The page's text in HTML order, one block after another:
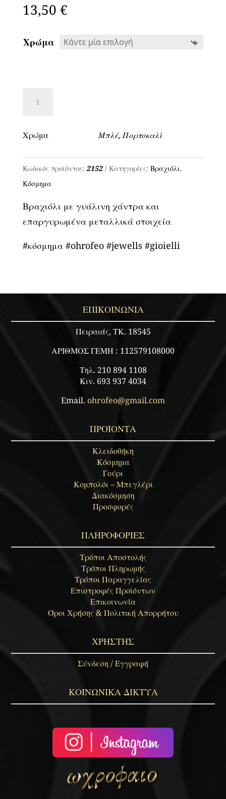
13,50 €
Χρώμα
χάντρα
-
Κωδ.
2152
ποσότητα
Χρώμα Μπλέ, Πορτοκαλί
Κωδικός προϊόντος: 2152 Κατηγορίες: Βραχιόλι,
Κόσμημα
Βραχιόλι με γυάλινη χάντρα και
επαργυρωμένα μεταλλικά στοιχεία
#κόσμημα #ohrofeo #jewells #gioielli
ΕΠΙΚΟΙΝΩΝΙΑ
Πειραιάς, ΤΚ. 18545
ΑΡΙΘΜΟΣ ΓΕΜΗ : 112579108000
Τηλ. 210 894 1108
Κιν. 693 937 4034
Email. ohrofeo@gmail.com
ΠΡΟΪΟΝΤΑ
Κλειδοθήκη
Κόσμημα
Γούρι
Κομπολόι – Μπεγλέρι
Διακόσμηση
Προσφορές
ΠΛΗΡΟΦΟΡΙΕΣ
Τρόποι Αποστολής
Τρόποι Πληρωμής
Τρόποι Παραγγελίας
Επιστροφές Προϊόντων
Επικοινωνία
Όροι Χρήσης & Πολιτική Απορρήτου
ΧΡΗΣΤΗΣ
Σύνδεση / Εγγραφή
ΚΟΙΝΩΝΙΚΑ ΔΙΚΤΥΑ